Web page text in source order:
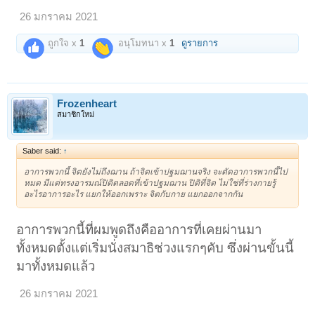
26 มกราคม 2021
ถูกใจ x1 อนุโมทนา x1 ดูรายการ
Frozenheart
สมาชิกใหม่
Saber said: ↑
อาการพวกนี้ จิตยังไม่ถึงฌาน ถ้าจิตเข้าปฐมฌานจริง จะตัดอาการพวกนี้ไป
หมด มีแต่ทรงอารมณ์ปิติตลอดที่เข้าปฐมฌาน ปิติที่จิต ไม่ใช่ที่ร่างกายรู้
อะไรอาการอะไร แยกให้ออกเพราะ จิตกับกาย แยกออกจากกัน
อาการพวกนี้ที่ผมพูดถึงคืออาการที่เคยผ่านมา
ทั้งหมดตั้งแต่เริ่มนั่งสมาธิช่วงแรกๆคับ ซึ่งผ่านขั้นนี้
มาทั้งหมดแล้ว
26 มกราคม 2021